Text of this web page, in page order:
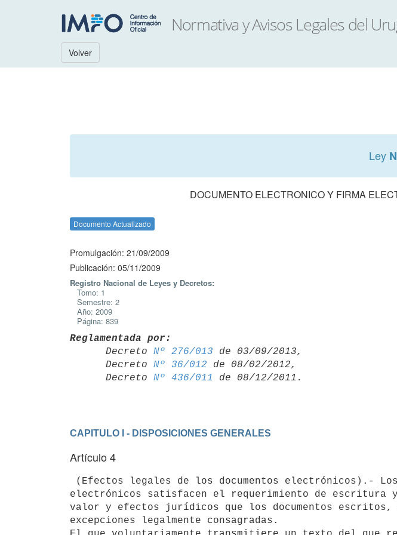
Volver
Ley
DOCUMENTO ELECTRONICO Y FIRMA
Documento Actualizado
Promulgación: 21/09/2009
Publicación: 05/11/2009
Registro Nacional de Leyes y Decretos:
Tomo: 1
Semestre: 2
Año: 2009
Página: 839
Reglamentada por:
Decreto Nº 276/013 de 03/09/2013,
      Decreto
Nº 36/012 de 08/02/2012,
      Decreto
Nº 436/011
CAPITULO I - DISPOSICIONES GENERALES
Artículo 4
electrónicos satisfacen el requerimiento de escritura y
valor y efectos jurídicos que los documentos
excepciones legalmente consagradas.